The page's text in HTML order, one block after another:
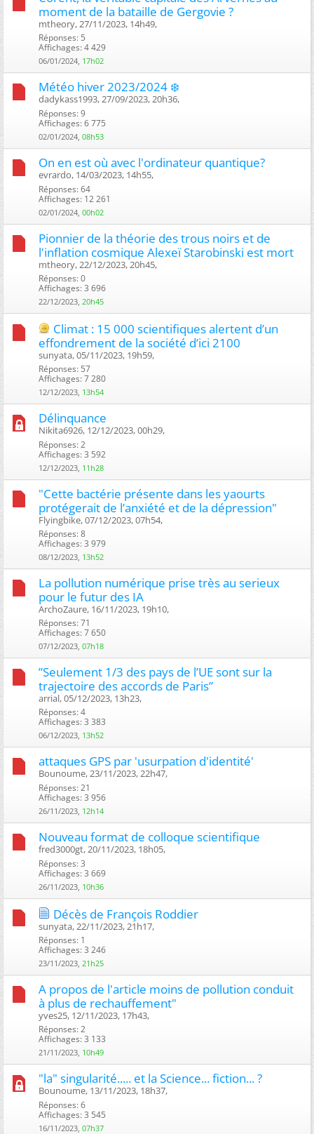
moment de la bataille de Gergovie ?
mtheory, 27/11/2023, 14h49, ‎
Réponses: 5
Affichages: 4 429
06/01/2024, 17h02
Météo hiver 2023/2024 ❄️
dadykass1993, 27/09/2023, 20h36, ‎
Réponses: 9
Affichages: 6 775
02/01/2024, 08h53
On en est où avec l'ordinateur quantique?
evrardo, 14/03/2023, 14h55, ‎
Réponses: 64
Affichages: 12 261
02/01/2024, 00h02
Pionnier de la théorie des trous noirs et de
l'inflation cosmique Alexeï Starobinski est mort
mtheory, 22/12/2023, 20h45, ‎
Réponses: 0
Affichages: 3 696
22/12/2023, 20h45
Climat : 15 000 scientifiques alertent d’un
effondrement de la société d’ici 2100
sunyata, 05/11/2023, 19h59, ‎
Réponses: 57
Affichages: 7 280
12/12/2023, 13h54
Délinquance
Nikita6926, 12/12/2023, 00h29, ‎
Réponses: 2
Affichages: 3 592
12/12/2023, 11h28
"Cette bactérie présente dans les yaourts
protégerait de l’anxiété et de la dépression"
Flyingbike, 07/12/2023, 07h54, ‎
Réponses: 8
Affichages: 3 979
08/12/2023, 13h52
La pollution numérique prise très au serieux
pour le futur des IA
ArchoZaure, 16/11/2023, 19h10, ‎
Réponses: 71
Affichages: 7 650
07/12/2023, 07h18
”Seulement 1/3 des pays de l’UE sont sur la
trajectoire des accords de Paris”
arrial, 05/12/2023, 13h23, ‎
Réponses: 4
Affichages: 3 383
06/12/2023, 13h52
attaques GPS par 'usurpation d'identité'
Bounoume, 23/11/2023, 22h47, ‎
Réponses: 21
Affichages: 3 956
26/11/2023, 12h14
Nouveau format de colloque scientifique
fred3000gt, 20/11/2023, 18h05, ‎
Réponses: 3
Affichages: 3 669
26/11/2023, 10h36
Décès de François Roddier
sunyata, 22/11/2023, 21h17, ‎
Réponses: 1
Affichages: 3 246
23/11/2023, 21h25
A propos de l'article moins de pollution conduit
à plus de rechauffement"
yves25, 12/11/2023, 17h43, ‎
Réponses: 2
Affichages: 3 133
21/11/2023, 10h49
"la" singularité..... et la Science... fiction... ?
Bounoume, 13/11/2023, 18h37, ‎
Réponses: 6
Affichages: 3 545
16/11/2023, 07h37